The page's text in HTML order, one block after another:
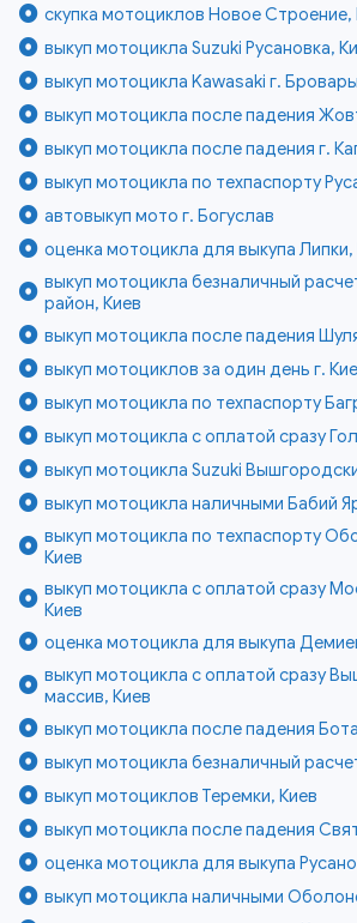
скупка мотоциклов Новое Строение,
выкуп мотоцикла Suzuki Русановка,
выкуп мотоцикла Kawasaki г. Бровары
выкуп мотоцикла после падения
выкуп мотоцикла после падения г.
выкуп мотоцикла по техпаспорту
автовыкуп мото г. Богуслав
оценка мотоцикла для выкупа Липки,
выкуп мотоцикла безналичный
район, Киев
выкуп мотоцикла после падения
выкуп мотоциклов за один день г.
выкуп мотоцикла по техпаспорту
выкуп мотоцикла с оплатой сразу
выкуп мотоцикла Suzuki
выкуп мотоцикла наличными Бабий
выкуп мотоцикла по техпаспорту
Киев
выкуп мотоцикла с оплатой сразу
Киев
оценка мотоцикла для выкупа
выкуп мотоцикла с оплатой сразу
массив, Киев
выкуп мотоцикла после падения
выкуп мотоцикла безналичный
выкуп мотоциклов Теремки, Киев
выкуп мотоцикла после падения
оценка мотоцикла для выкупа
выкуп мотоцикла наличными